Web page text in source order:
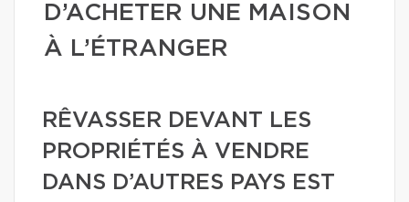
D’ACHETER UNE MAISON
À L’ÉTRANGER
RÊVASSER DEVANT LES
PROPRIÉTÉS À VENDRE
DANS D’AUTRES PAYS EST